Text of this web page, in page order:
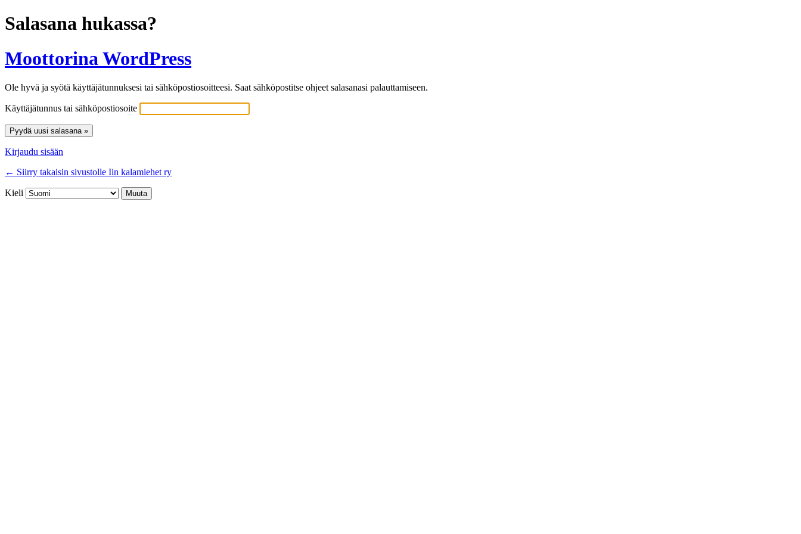
Salasana hukassa?
Moottorina WordPress
Ole hyvä ja syötä käyttäjätunnuksesi tai sähköpostiosoitteesi. Saat sähköpostitse ohjeet salasanasi palauttamiseen.
Käyttäjätunnus tai sähköpostiosoite
Kirjaudu sisään
← Siirry takaisin sivustolle Iin kalamiehet ry
Kieli